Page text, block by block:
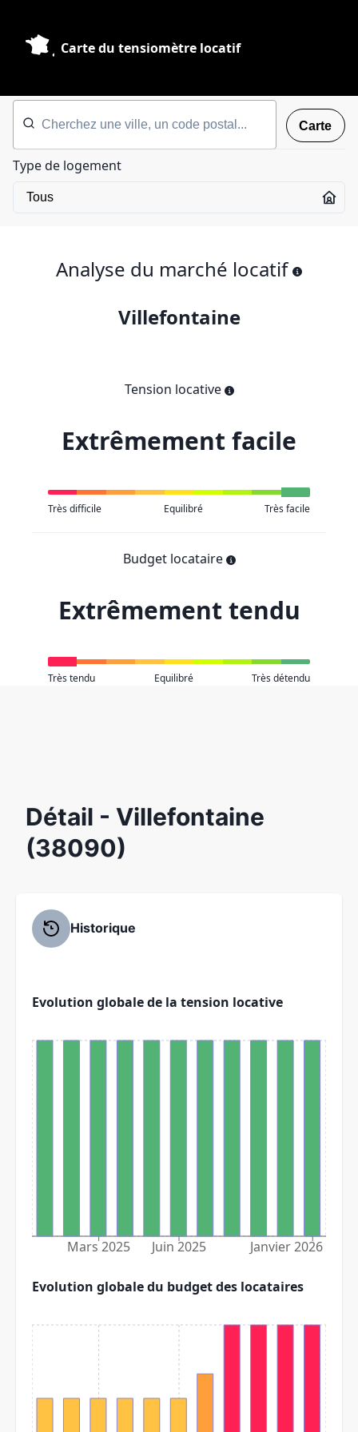
Carte du tensiomètre locatif
Carte
Type de logement
Analyse du marché locatif
Villefontaine
Tension locative
Extrêmement facile
Très difficile Equilibré Très facile
Budget locataire
Extrêmement tendu
Très tendu Equilibré Très détendu
Détail - Villefontaine
(38090)
Historique
Evolution globale de la tension locative
Mars 2025 Juin 2025 Janvier 2026
Evolution globale du budget des locataires